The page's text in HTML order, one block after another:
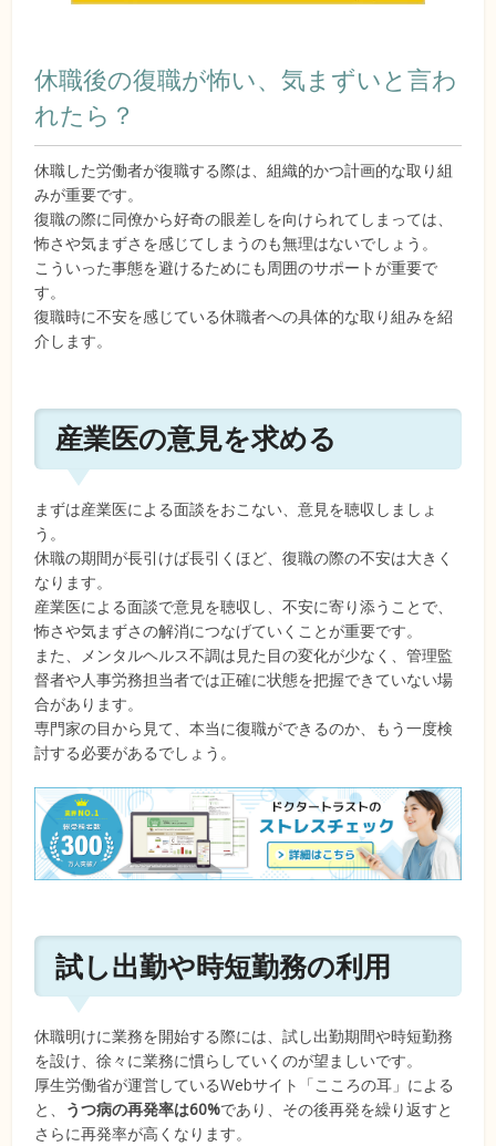
休職後の復職が怖い、気まずいと言わ
れたら？
休職した労働者が復職する際は、組織的かつ計画的な取り組
みが重要です。
復職の際に同僚から好奇の眼差しを向けられてしまっては、
怖さや気まずさを感じてしまうのも無理はないでしょう。
こういった事態を避けるためにも周囲のサポートが重要で
す。
復職時に不安を感じている休職者への具体的な取り組みを紹
介します。
産業医の意見を求める
まずは産業医による面談をおこない、意見を聴収しましょ
う。
休職の期間が長引けば長引くほど、復職の際の不安は大きく
なります。
産業医による面談で意見を聴収し、不安に寄り添うことで、
怖さや気まずさの解消につなげていくことが重要です。
また、メンタルヘルス不調は見た目の変化が少なく、管理監
督者や人事労務担当者では正確に状態を把握できていない場
合があります。
専門家の目から見て、本当に復職ができるのか、もう一度検
討する必要があるでしょう。
試し出勤や時短勤務の利用
休職明けに業務を開始する際には、試し出勤期間や時短勤務
を設け、徐々に業務に慣らしていくのが望ましいです。
厚生労働省が運営しているWebサイト「こころの耳」による
と、 うつ病の再発率は60%であり、その後再発を繰り返すと
さらに再発率が高くなります。